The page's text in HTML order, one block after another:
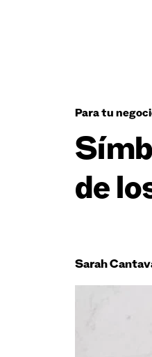
Para tu
de
Sarah